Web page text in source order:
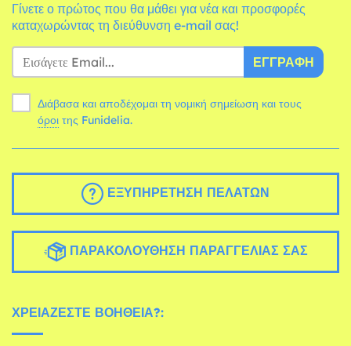
Γίνετε ο πρώτος που θα μάθει για νέα και προσφορές
καταχωρώντας τη διεύθυνση e-mail σας!
ΕΓΓΡΑΦΉ
Διάβασα και αποδέχομαι τη νομική σημείωση και τους
όροι της Funidelia.
ΕΞΥΠΗΡΈΤΗΣΗ ΠΕΛΑΤΏΝ
ΠΑΡΑΚΟΛΟΎΘΗΣΗ ΠΑΡΑΓΓΕΛΊΑΣ ΣΑΣ
ΧΡΕΙΆΖΕΣΤΕ ΒΟΉΘΕΙΑ?: